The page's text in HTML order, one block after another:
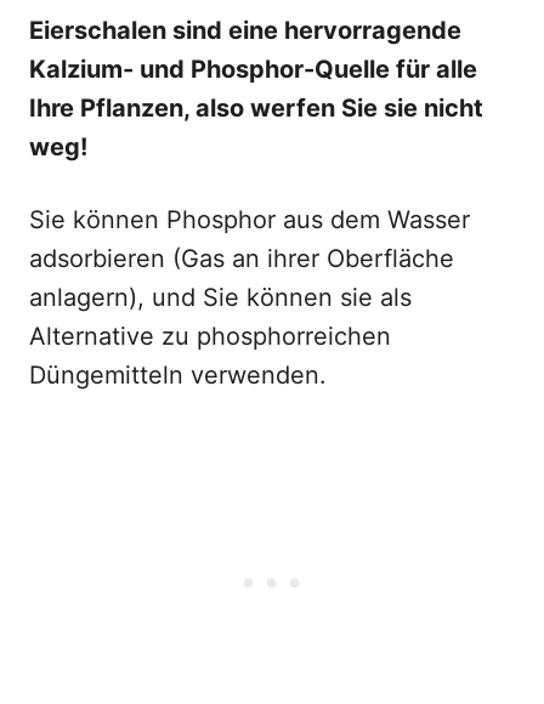
Eierschalen sind eine hervorragende
Kalzium- und Phosphor-Quelle für alle
Ihre Pflanzen, also werfen Sie sie nicht
weg!
Sie können Phosphor aus dem Wasser
adsorbieren (Gas an ihrer Oberfläche
anlagern), und Sie können sie als
Alternative zu phosphorreichen
Düngemitteln verwenden.